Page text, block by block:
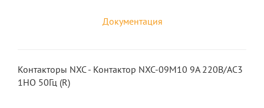
Документация
Контакторы NXC - Контактор NXC-09M10 9A 220В/АС3
1НО 50Гц (R)